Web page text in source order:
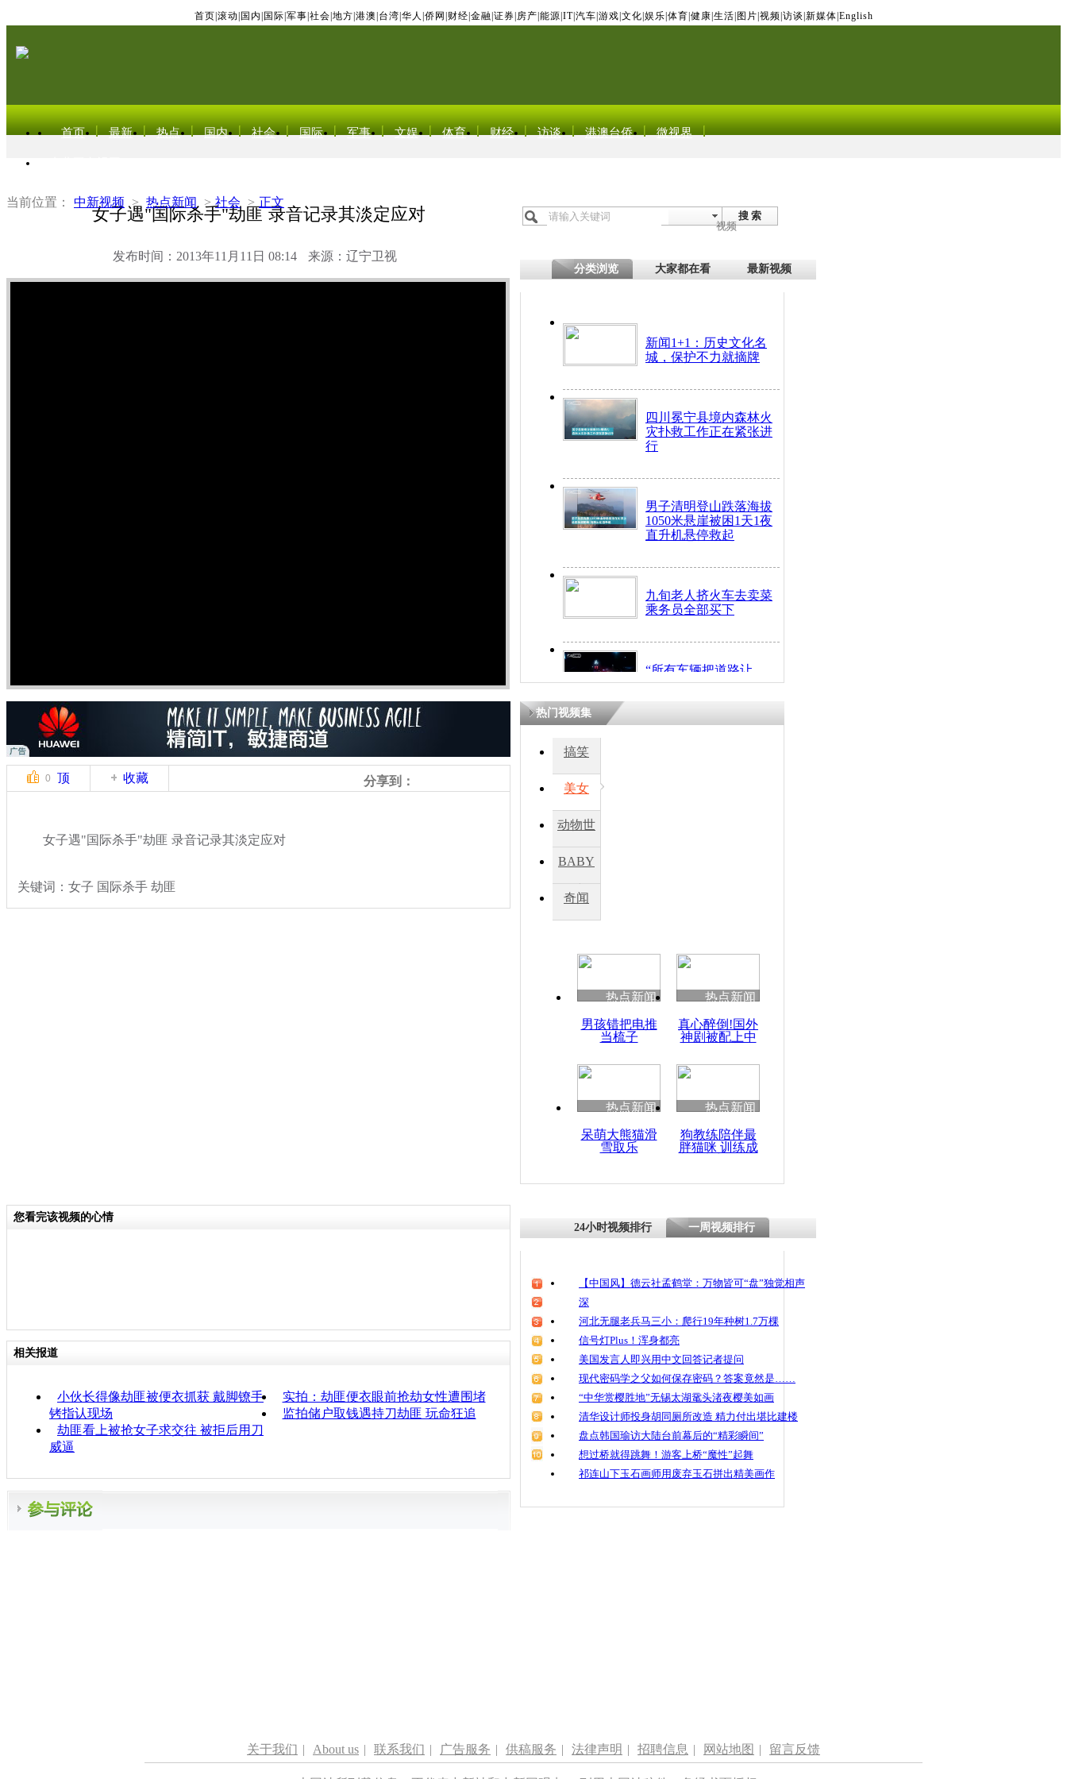
首页 滚动 国内 国际 军事 社会 地方 港澳 台湾 华人 侨网 财经 金融 证券 房产 能源 IT| 汽车 游戏 文化 娱乐 体育 健康 生活 图片 视频 访谈 新媒体 English
首页 最新 热点 国内 社会 国际 军事 文娱 体育 财经 访谈 港澳台侨 微视界
当前位置： 中新视频 > 热点新闻 > 社会 > 正文
女子遇"国际杀手"劫匪 录音记录其淡定应对
发布时间：2013年11月11日 08:14 来源：辽宁卫视
搜 索
视频
分类浏览 大家都在看 最新视频
新闻1+1：历史文化名
城，保护不力就摘牌
四川冕宁县境内森林火
灾扑救工作正在紧张进
行
男子清明登山跌落海拔
1050米悬崖被困1天1夜
直升机悬停救起
九旬老人挤火车去卖菜
乘务员全部买下
“所有车辆把道路让
开！”儿童突发疾病交
因
度苗族花山节
魂
0 顶 收藏 分享到：
女子遇"国际杀手"劫匪 录音记录其淡定应对
关键词：女子 国际杀手 劫匪
热门视频集
搞笑
美女
动物世
BABY
秀
奇闻
热点新闻
男孩错把电推
当梳子
热点新闻
真心醉倒!国外
神剧被配上中
热点新闻
呆萌大熊猫滑
雪取乐
热点新闻
狗教练陪伴最
胖猫咪 训练成
您看完该视频的心情
相关报道
小伙长得像劫匪被便衣抓获 戴脚镣手
铐指认现场
实拍：劫匪便衣眼前抢劫女性遭围堵
监拍储户取钱遇持刀劫匪 玩命狂追
劫匪看上被抢女子求交往 被拒后用刀
威逼
24小时视频排行 一周视频排行
【中国风】德云社孟鹤堂：万物皆可“盘”独觉相声
深
河北无腿老兵马三小：爬行19年种树1.7万棵
信号灯Plus！浑身都亮
美国发言人即兴用中文回答记者提问
现代密码学之父如何保存密码？答案竟然是……
“中华赏樱胜地”无锡太湖鼋头渚夜樱美如画
清华设计师投身胡同厕所改造 精力付出堪比建楼
盘点韩国瑜访大陆台前幕后的“精彩瞬间”
想过桥就得跳舞！游客上桥“魔性”起舞
祁连山下玉石画师用废弃玉石拼出精美画作
关于我们 | About us | 联系我们 | 广告服务 | 供稿服务 | 法律声明 | 招聘信息 | 网站地图 | 留言反馈